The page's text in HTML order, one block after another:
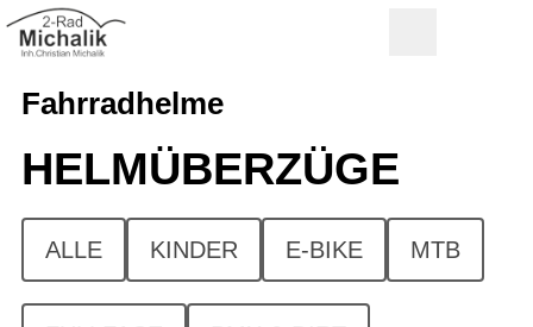
Fahrradhelme
HELMÜBERZÜGE
ALLE KINDER E-BIKE MTB